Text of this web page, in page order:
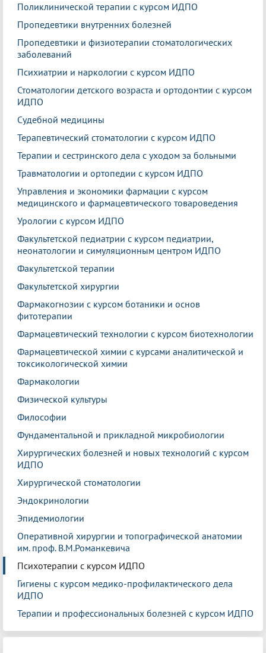
Поликлинической терапии с курсом ИДПО
Пропедевтики внутренних болезней
Пропедевтики и физиотерапии стоматологических
заболеваний
Психиатрии и наркологии с курсом ИДПО
Стоматологии детского возраста и ортодонтии с курсом
ИДПО
Судебной медицины
Терапевтический стоматологии с курсом ИДПО
Терапии и сестринского дела с уходом за больными
Травматологии и ортопедии с курсом ИДПО
Управления и экономики фармации с курсом
медицинского и фармацевтического товароведения
Урологии с курсом ИДПО
Факультетской педиатрии с курсом педиатрии,
неонатологии и симуляционным центром ИДПО
Факультетской терапии
Факультетской хирургии
Фармакогнозии с курсом ботаники и основ
фитотерапии
Фармацевтический технологии с курсом биотехнологии
Фармацевтической химии с курсами аналитической и
токсикологической химии
Фармакологии
Физической культуры
Философии
Фундаментальной и прикладной микробиологии
Хирургических болезней и новых технологий с курсом
ИДПО
Хирургической стоматологии
Эндокринологии
Эпидемиологии
Оперативной хирургии и топографической анатомии
им. проф. В.М.Романкевича
Психотерапии с курсом ИДПО
Гигиены с курсом медико-профилактического дела
ИДПО
Терапии и профессиональных болезней с курсом ИДПО